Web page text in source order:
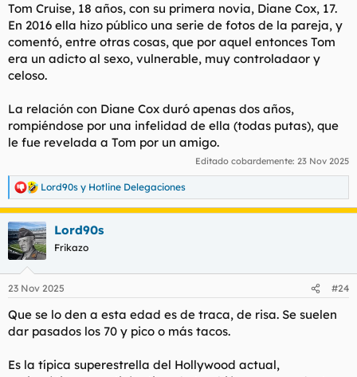
Tom Cruise, 18 años, con su primera novia, Diane Cox, 17.
En 2016 ella hizo público una serie de fotos de la pareja, y
comentó, entre otras cosas, que por aquel entonces Tom
era un adicto al sexo, vulnerable, muy controladaor y
celoso.
La relación con Diane Cox duró apenas dos años,
rompiéndose por una infelidad de ella (todas putas), que
le fue revelada a Tom por un amigo.
Editado cobardemente: 23 Nov 2025
R
e
a
c
c
i
e
:
Lord90s y Hotline Delegaciones
Lord90s
Frikazo
23 Nov 2025 #24
Que se lo den a esta edad es de traca, de risa. Se suelen
dar pasados los 70 y pico o más tacos.
Es la típica superestrella del Hollywood actual,